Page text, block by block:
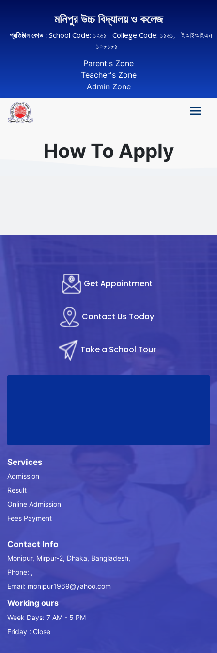
মনিপুর উচ্চ বিদ্যালয় ও কলেজ
প্রতিষ্ঠান কোড : School Code: ১২৬১ College Code: ১১৬১, ইআইআইএন-
১০৮১৮১
Parent's Zone
Teacher's Zone
Admin Zone
How To Apply
Get Appointment
Contact Us Today
Take a School Tour
Services
Admission
Result
Online Admission
Fees Payment
Contact Info
Monipur, Mirpur-2, Dhaka, Bangladesh,
Phone: ,
Email: monipur1969@yahoo.com
Working ours
Week Days: 7 AM - 5 PM
Friday : Close